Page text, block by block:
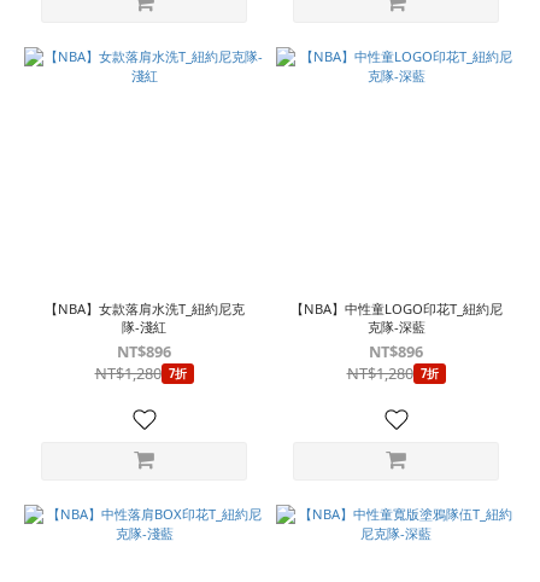
【NBA】女款落肩水洗T_紐約尼克
隊-淺紅
NT$896
NT$1,280 7折
【NBA】中性童LOGO印花T_紐約尼
克隊-深藍
NT$896
NT$1,280 7折